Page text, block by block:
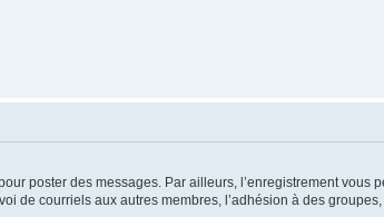
poster des messages. Par ailleurs, l’enregistrement vous
de courriels aux autres membres, l’adhésion à des groupes,